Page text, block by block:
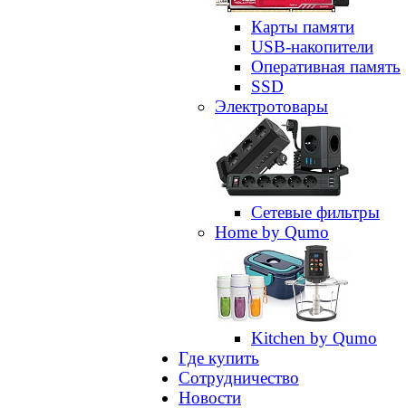
Карты памяти
USB-накопители
Оперативная память
SSD
Электротовары
Сетевые фильтры
Home by Qumo
Kitchen by Qumo
Где купить
Сотрудничество
Новости